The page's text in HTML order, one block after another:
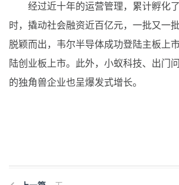
经过近十年的运营管理，累计孵化
时，撬动社会融资近百亿元，一批又一
脱颖而出，韦尔半导体成功登陆主板上
陆创业板上市。此外，小蚁科技、出门
的独角兽企业也呈爆发式增长。